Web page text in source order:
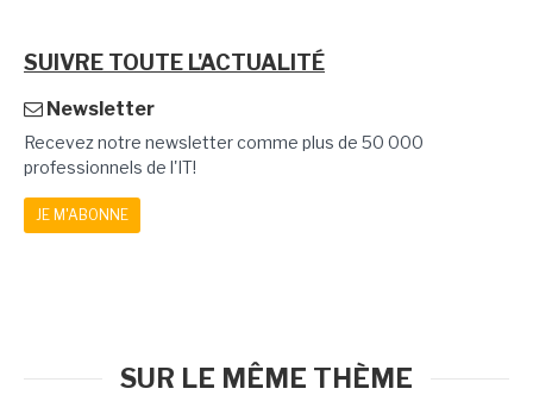
SUIVRE TOUTE L'ACTUALITÉ
Newsletter
Recevez notre newsletter comme plus de 50 000
professionnels de l'IT!
JE M'ABONNE
SUR LE MÊME THÈME